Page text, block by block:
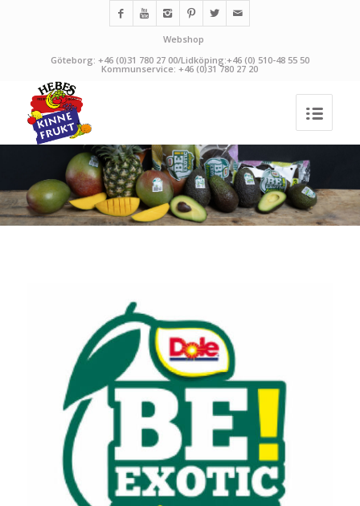
Webshop
Göteborg: +46 (0)31 780 27 00/Lidköping:+46 (0) 510-48 55 50
Kommunservice: +46 (0)31 780 27 20